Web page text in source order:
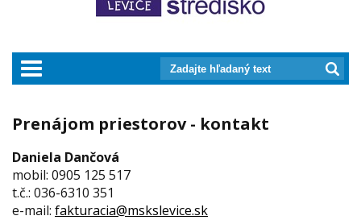
prepnut_navigaciu
Prenájom priestorov - kontakt
Daniela Dančová
mobil: 0905 125 517
t.č.: 036-6310 351
e-mail: fakturacia@mskslevice.sk